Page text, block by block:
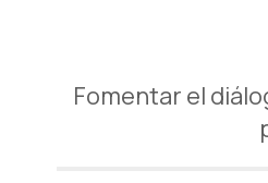
Fomentar el